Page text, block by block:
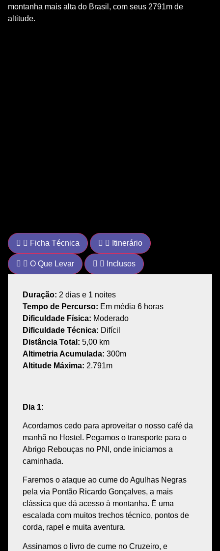
montanha mais alta do Brasil, com seus 2791m de
altitude.
Ficha Técnica Itinerário
O Que Levar Inclusos
Duração: 2 dias e 1 noites
Tempo de Percurso: Em média 6 horas
Dificuldade Física: Moderado
Dificuldade Técnica: Difícil
Distância Total: 5,00 km
Altimetria Acumulada: 300m
Altitude Máxima: 2.791m
Dia 1:
Acordamos cedo para aproveitar o nosso café da
manhã no Hostel . Pegamos o transporte para o
Abrigo Rebouças no PNI, onde iniciamos a
caminhada.
Faremos o ataque ao cume do Agulhas Negras
pela via Pontão Ricardo Gonçalves, a mais
clássica que dá acesso à montanha. É uma
escalada com muitos trechos técnico, pontos de
corda, rapel e muita aventura.
Assinamos o livro de cume no Cruzeiro, e